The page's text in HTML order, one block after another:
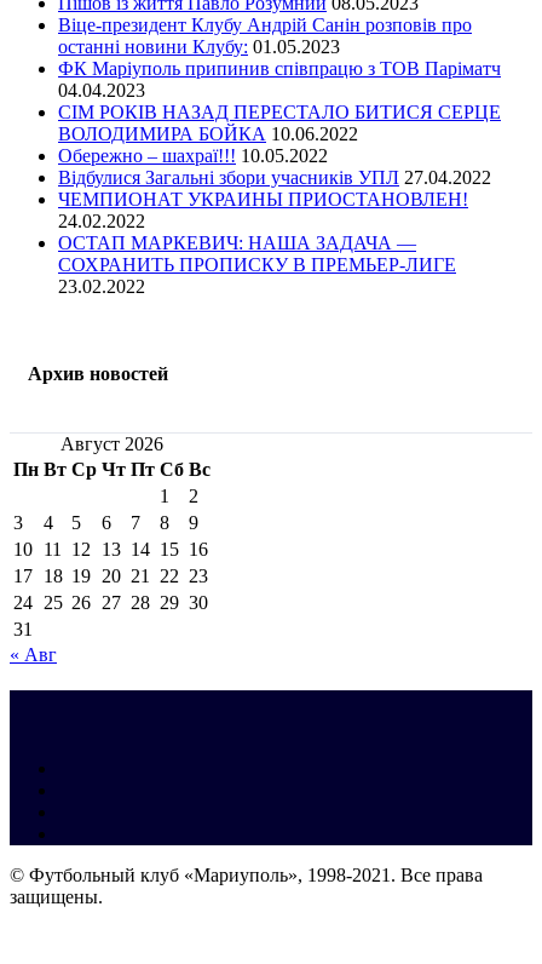
Віце-президент Клубу Андрій Санін розповів про
останні новини Клубу: 01.05.2023
ФК Маріуполь припинив співпрацю з ТОВ Паріматч
04.04.2023
СІМ РОКІВ НАЗАД ПЕРЕСТАЛО БИТИСЯ СЕРЦЕ
ВОЛОДИМИРА БОЙКА 10.06.2022
Обережно – шахраї!!! 10.05.2022
Відбулися Загальні збори учасників УПЛ 27.04.2022
ЧЕМПИОНАТ УКРАИНЫ ПРИОСТАНОВЛЕН!
24.02.2022
ОСТАП МАРКЕВИЧ: НАША ЗАДАЧА —
СОХРАНИТЬ ПРОПИСКУ В ПРЕМЬЕР-ЛИГЕ
23.02.2022
Архив новостей
Август 2026
Пн Вт Ср Чт Пт Сб Вс
1
2
3
4 5 6 7 8
9
10 11 12 13 14 15 16
17 18 19 20 21 22 23
24 25 26 27 28 29 30
31
« Авг
© Футбольный клуб «Мариуполь», 1998-2021. Все права
защищены.